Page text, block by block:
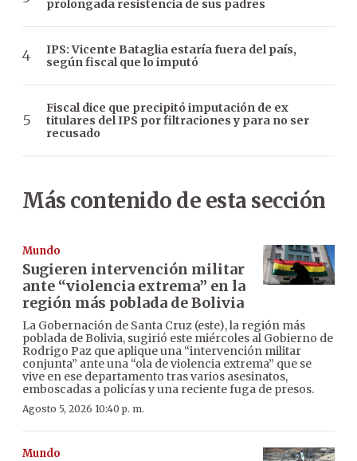
prolongada resistencia de sus padres
IPS: Vicente Bataglia estaría fuera del país,
según fiscal que lo imputó
Fiscal dice que precipitó imputación de ex
titulares del IPS por filtraciones y para no ser
recusado
Más contenido de esta sección
Mundo
Sugieren intervención militar
ante “violencia extrema” en la
región más poblada de Bolivia
La Gobernación de Santa Cruz (este), la región más
poblada de Bolivia, sugirió este miércoles al Gobierno de
Rodrigo Paz que aplique una “intervención militar
conjunta” ante una “ola de violencia extrema” que se
vive en ese departamento tras varios asesinatos,
emboscadas a policías y una reciente fuga de presos.
Agosto 5, 2026 10:40 p. m.
Mundo